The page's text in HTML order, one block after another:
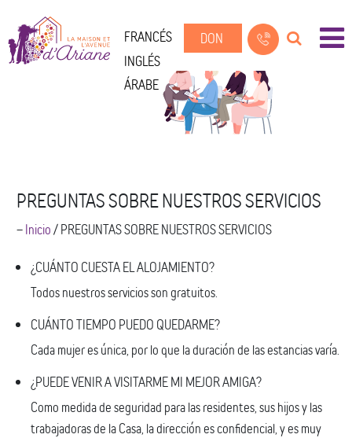
FRANCÉS
INGLÉS
ÁRABE
DON
PREGUNTAS SOBRE NUESTROS SERVICIOS
--Inicio/PREGUNTAS SOBRE NUESTROS SERVICIOS
¿CUÁNTO CUESTA EL ALOJAMIENTO?
Todos nuestros servicios son gratuitos.
CUÁNTO TIEMPO PUEDO QUEDARME?
Cada mujer es única, por lo que la duración de las estancias varía.
¿PUEDE VENIR A VISITARME MI MEJOR AMIGA?
Como medida de seguridad para las residentes, sus hijos y las
trabajadoras de la Casa, la dirección es confidencial, y es muy